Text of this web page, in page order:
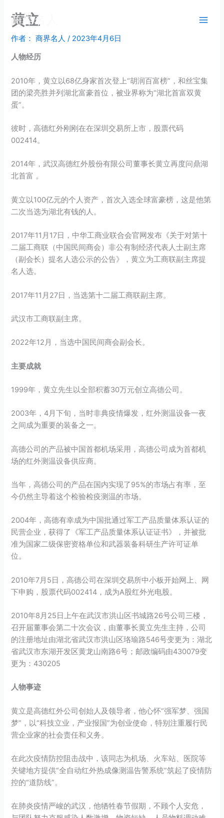
商界名人
黄立
作者： 商界名人/ 2023年4月6日
人物经历
2010年，黄立以68亿身家首次登上“胡润百富榜”，和丝宝集
团的梁亮胜并列湖北富豪首位，被业界称为“湖北首富双黄
蛋”。
彼时，高德红外刚刚在在深圳交易所上市，股票代码
002414。
2014年，武汉高德红外股份有限公司董事长黄立再度问鼎湖
北首富 。
黄立以100亿元的个人资产，首次入选全球富豪榜，这是他第
二次当选为湖北有钱的人。
2017年11月17日，中华工商业联合会官网发布《关于对第十
二届工商联（中国民间商会）非公有制经济代表人士副主席
（副会长）提名人选公示的公告》，黄立为工商联副主席提
名人选。
2017年11月27日，当选第十二届工商联副主席。
武汉市工商联副主席。
2022年12月，当选中国民间商会副会长。
主要成就
1999年，黄立先生以全部积蓄30万元创立高德公司。
2003年，4月下旬，当时非典疫情爆发，红外测温设备一夜
之间成为重要的装备之一。
高德公司的产品被中国首都机场采用，高德公司成为首都机
场的红外测温设备供应商。
当年，高德公司的产品在国内实现了95%的市场占有率，至
今仍然主导着这个检验检疫测温的市场。
2004年，高德有幸成为中国批通过军工产品质量体系认证的
民营企业，获得了《军工产品质量体系认证证书》，并被批
准为国家二级保密资格单位和武器装备科研生产许可证单
位。
2010年7月5日，高德公司在深圳交易所中小板开始网上、网
下申购，股票代码002414，成为A股红外光电股。
2010年8月25日上午在武汉市洪山区书城路26号公司三楼，
召开届董事会第二十次会议，由董事长黄立先生主持，公司
的注册地址由湖北省武汉市洪山区珞瑜路546号变更为：湖北
省武汉市东湖开发区黄龙山南路6号；邮政编码由430079变
更为：430205
人物事迹
黄立是高德红外公司创始人及领导者，他心怀“强军梦、强国
梦”，以“科技立业，产业报国”为创业使命，特别注重履行民
营企业家的社会责任和义务。
在此次疫情防控阻击战中，该同志为机场、火车站、医院等
关键地方提供“全自动红外热成像测温告警系统”筑起了疫情防
控的“道防线”。
在肺炎疫情严峻的武汉，他牺牲春节假期，不顾个人安危，